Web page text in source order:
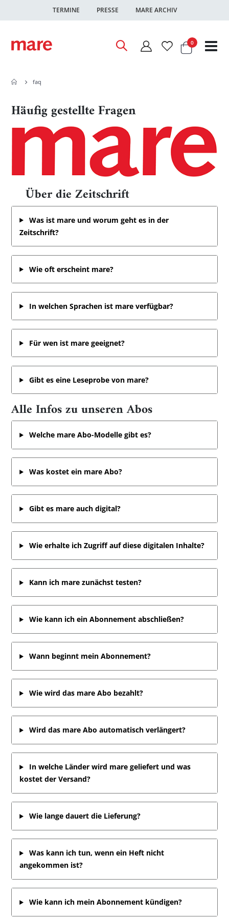
TERMINE PRESSE MARE ARCHIV
Warenkorb
0Artikel
faq
Häufig gestellte Fragen
Über die Zeitschrift
Was ist mare und worum geht es in der
Zeitschrift?
Wie oft erscheint mare?
In welchen Sprachen ist mare verfügbar?
Für wen ist mare geeignet?
Gibt es eine Leseprobe von mare?
Alle Infos zu unseren Abos
Welche mare Abo-Modelle gibt es?
Was kostet ein mare Abo?
Gibt es mare auch digital?
Wie erhalte ich Zugriff auf diese digitalen Inhalte?
Kann ich mare zunächst testen?
Wie kann ich ein Abonnement abschließen?
Wann beginnt mein Abonnement?
Wie wird das mare Abo bezahlt?
Wird das mare Abo automatisch verlängert?
In welche Länder wird mare geliefert und was
kostet der Versand?
Wie lange dauert die Lieferung?
Was kann ich tun, wenn ein Heft nicht
angekommen ist?
Wie kann ich mein Abonnement kündigen?